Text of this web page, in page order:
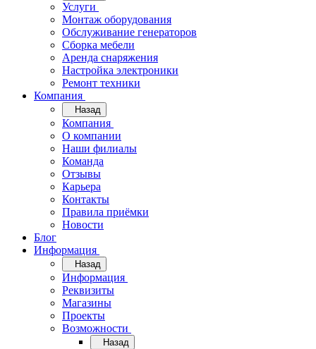
Услуги
Монтаж оборудования
Обслуживание генераторов
Сборка мебели
Аренда снаряжения
Настройка электроники
Ремонт техники
Компания
Назад
Компания
О компании
Наши филиалы
Команда
Отзывы
Карьера
Контакты
Правила приёмки
Новости
Блог
Информация
Назад
Информация
Реквизиты
Магазины
Проекты
Возможности
Назад